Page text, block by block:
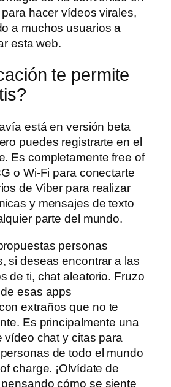
hacer vídeos virales,
a muchos usuarios a
esta web.
te permite
está en versión beta
puedes registrarte en el
Es completamente free of
o Wi-Fi para conectarte
de Viber para realizar
y mensajes de texto
parte del mundo.
personas
si deseas encontrar a las
de ti, chat aleatorio. Fruzo
esas apps
extraños que no te
Es principalmente una
vídeo chat y citas para
de todo el mundo
charge. ¡Olvídate de
cómo se siente